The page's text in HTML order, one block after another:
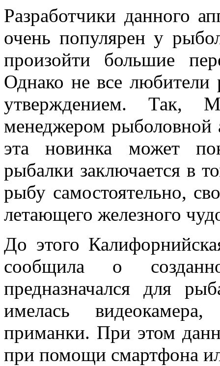
Разработчики данного
очень популярен у
произойти большие
Однако не все любители
утверждением. Так,
менеджером рыболовной
эта новинка может
рыбалки заключается в
рыбу самостоятельно,
летающего железного
До этого
сообщила о
предназначался для
имелась
приманки. При этом
при помощи смартфона